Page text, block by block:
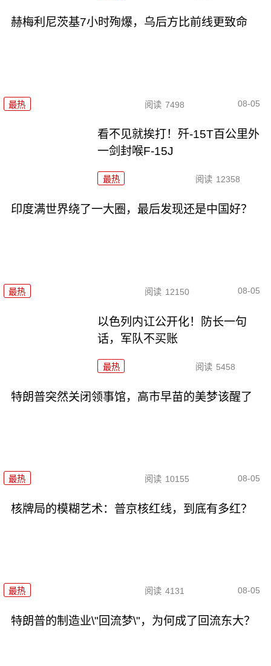
赫梅利尼茨基7小时殉爆，乌后方比前线更致命
最热 阅读 7498 08-05
看不见就挨打！歼-15T百公里外
一剑封喉F-15J
最热 阅读 12358
印度满世界绕了一大圈，最后发现还是中国好？
最热 阅读 12150 08-05
以色列内讧公开化！防长一句
话，军队不买账
最热 阅读 5458
特朗普突然关闭领事馆，高市早苗的美梦该醒了
最热 阅读 10155 08-05
核牌局的模糊艺术：普京核红线，到底有多红？
最热 阅读 4131 08-05
特朗普的制造业\"回流梦\"，为何成了回流东大？